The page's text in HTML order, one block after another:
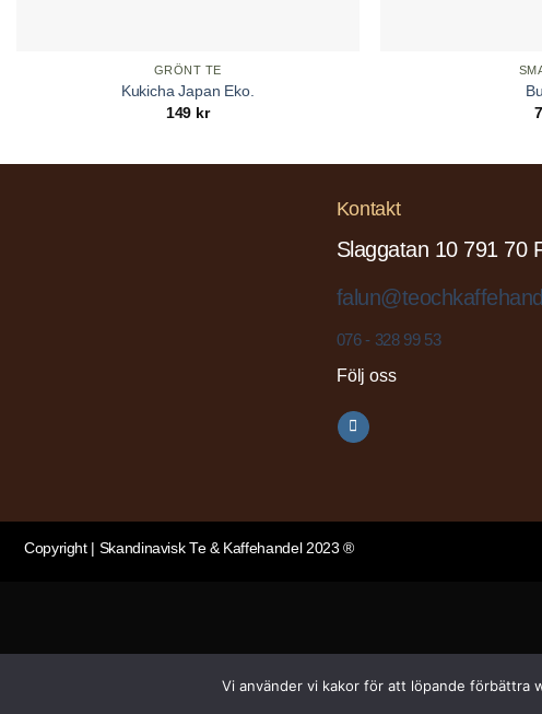
GRÖNT TE
Kukicha Japan Eko.
149 kr
Kontakt
Slaggatan 10 791 70
076 - 328 99 53
Följ oss
Copyright | Skandinavisk Te & Kaffehandel 2023 ®
Vi använder vi kakor för att löpande förbättra